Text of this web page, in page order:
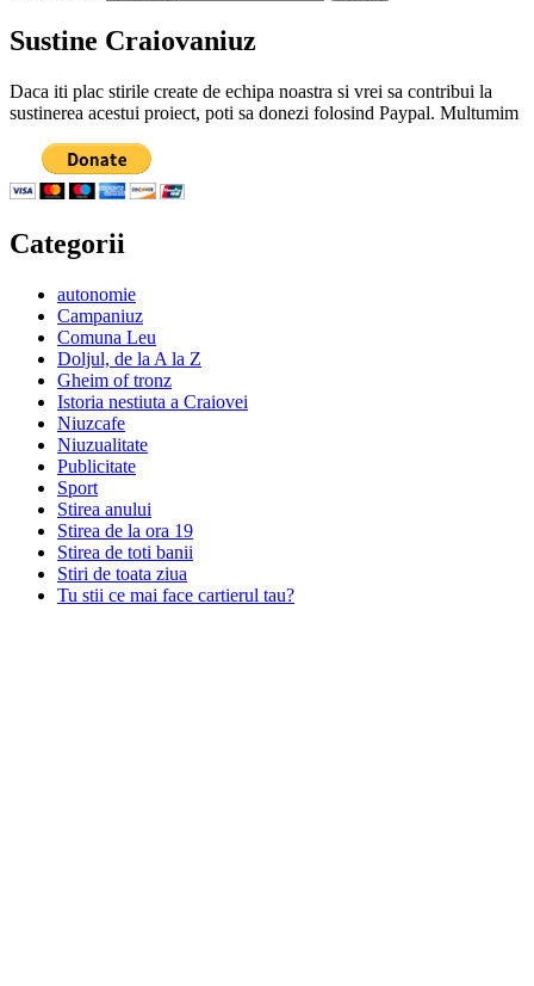
Sustine Craiovaniuz
Daca iti plac stirile create de echipa noastra si vrei sa contribui la
sustinerea acestui proiect, poti sa donezi folosind Paypal. Multumim
Categorii
autonomie
Campaniuz
Comuna Leu
Doljul, de la A la Z
Gheim of tronz
Istoria nestiuta a Craiovei
Niuzcafe
Niuzualitate
Publicitate
Sport
Stirea anului
Stirea de la ora 19
Stirea de toti banii
Stiri de toata ziua
Tu stii ce mai face cartierul tau?